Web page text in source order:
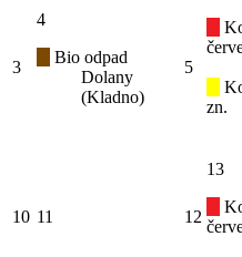
3
4
Bio odpad
Dolany
(Kladno)
5
zn.
10 11 12
13